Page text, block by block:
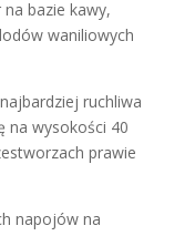
bazie kawy,
waniliowych
ruchliwa
na wysokości 40
prawie
napojów na